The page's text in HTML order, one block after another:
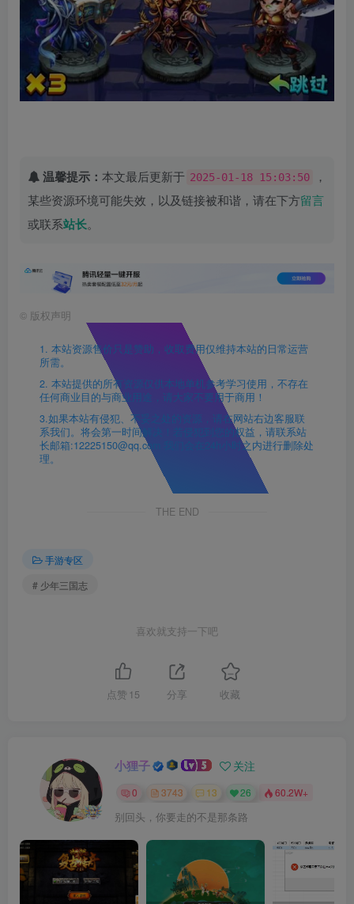
温馨提示： 本文最后更新于 2025-01-18 15:03:50
，
某些资源环境可能失效，以及链接被和谐，请在下方留言
或联系站长。
© 版权声明
1. 本站资源售价只是赞助，收取费用仅维持本站的日常运营
所需。
2. 本站提供的所有资源仅供本地单机参考学习使用，不存在
任何商业目的与商业用途，请大家不要用于商用！
3.如果本站有侵犯、不妥之处的资源，请在网站右边客服联
系我们。将会第一时间解决！若侵犯到您的权益，请联系站
长邮箱:12225150@qq.com 我们会在24h小时之内进行删除处
理。
THE END
手游专区
# 少年三国志
喜欢就支持一下吧
点赞 15 分享 收藏
小狸子 关注
0 3743 13 26 60.2W+
别回头，你要走的不是那条路